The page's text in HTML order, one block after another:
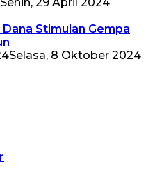
Senin, 29 April 2024
Dana Stimulan Gempa
Selasa, 8 Oktober 2024